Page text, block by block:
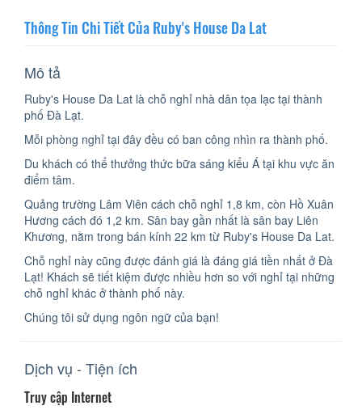
Thông Tin Chi Tiết Của Ruby's House Da Lat
Mô tả
Ruby's House Da Lat là chỗ nghỉ nhà dân tọa lạc tại thành
phố Đà Lạt.
Mỗi phòng nghỉ tại đây đều có ban công nhìn ra thành phố.
Du khách có thể thưởng thức bữa sáng kiểu Á tại khu vực ăn
điểm tâm.
Quảng trường Lâm Viên cách chỗ nghỉ 1,8 km, còn Hồ Xuân
Hương cách đó 1,2 km. Sân bay gần nhất là sân bay Liên
Khương, nằm trong bán kính 22 km từ Ruby's House Da Lat.
Chỗ nghỉ này cũng được đánh giá là đáng giá tiền nhất ở Đà
Lạt! Khách sẽ tiết kiệm được nhiều hơn so với nghỉ tại những
chỗ nghỉ khác ở thành phố này.
Chúng tôi sử dụng ngôn ngữ của bạn!
Dịch vụ - Tiện ích
Truy cập Internet